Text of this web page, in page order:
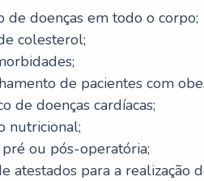
de doenças em todo o corpo;
colesterol;
de pacientes com
de doenças cardíacas;
nutricional;
ou pós-operatória;
atestados para a realização